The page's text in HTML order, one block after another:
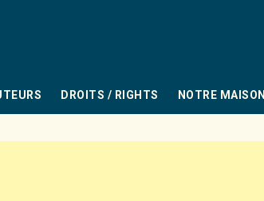
DROITS / RIGHTS NOTRE MAISON